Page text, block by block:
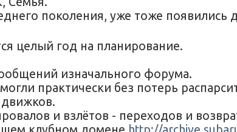
поколения, уже тоже появились
целый год на планирование.
изначального форума.
практически без потерь
движков.
и взлётов - переходов и